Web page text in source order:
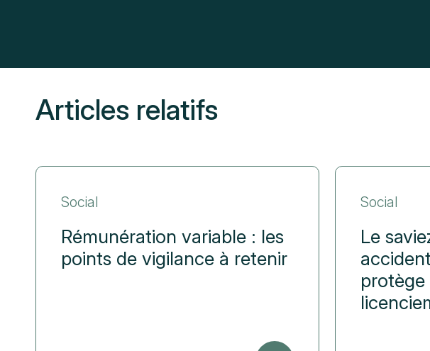
Articles relatifs
Social
Rémunération variable : les
points de vigilance à retenir
Social
Le